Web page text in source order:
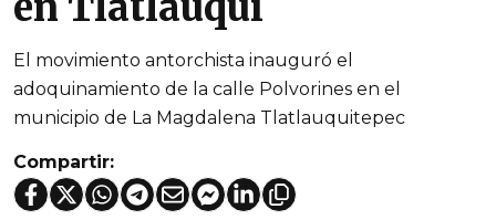
El movimiento antorchista inauguró el
adoquinamiento de la calle Polvorines en el
municipio de La Magdalena Tlatlauquitepec
Compartir: